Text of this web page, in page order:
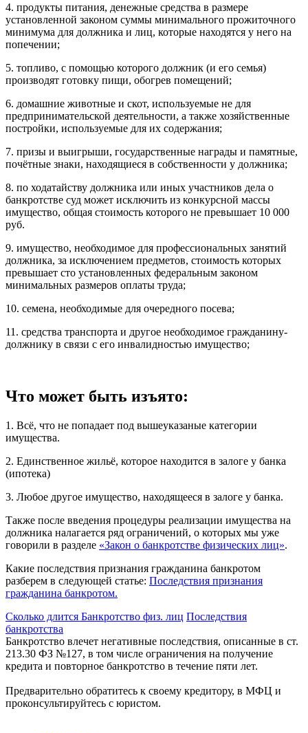
4. продукты питания, денежные средства в размере
установленной законом суммы минимального прожиточного
минимума для должника и лиц, которые находятся у него на
попечении;
5. топливо, с помощью которого должник (и его семья)
производят готовку пищи, обогрев помещений;
6. домашние животные и скот, используемые не для
предпринимательской деятельности, а также хозяйственные
постройки, используемые для их содержания;
7. призы и выигрыши, государственные награды и памятные,
почётные знаки, находящиеся в собственности у должника;
8. по ходатайству должника или иных участников дела о
банкротстве суд может исключить из конкурсной массы
имущество, общая стоимость которого не превышает 10 000
руб.
9. имущество, необходимое для профессиональных занятий
должника, за исключением предметов, стоимость которых
превышает сто установленных федеральным законом
минимальных размеров оплаты труда;
10. семена, необходимые для очередного посева;
11. средства транспорта и другое необходимое гражданину-
должнику в связи с его инвалидностью имущество;
Что может быть изъято:
1. Всё, что не попадает под вышеуказаные категории
имущества.
2. Единственное жильё, которое находится в залоге у банка
(ипотека)
3. Любое другое имущество, находящееся в залоге у банка.
Также после введения процедуры реализации имущества на
должника налагается ряд ограничений, о которых мы уже
говорили в разделе «Закон о банкротстве физических лиц».
Какие последствия признания гражданина банкротом
разберем в следующей статье: Последствия признания
гражданина банкротом.
Сколько длится Банкротство физ. лиц Последствия
банкротства
Банкротство влечет негативные последствия, описанные в ст.
213.30 ФЗ №127, в том числе ограничения на получение
кредита и повторное банкротство в течение пяти лет.
Предварительно обратитесь к своему кредитору, в МФЦ и
проконсультируйтесь с юристом.